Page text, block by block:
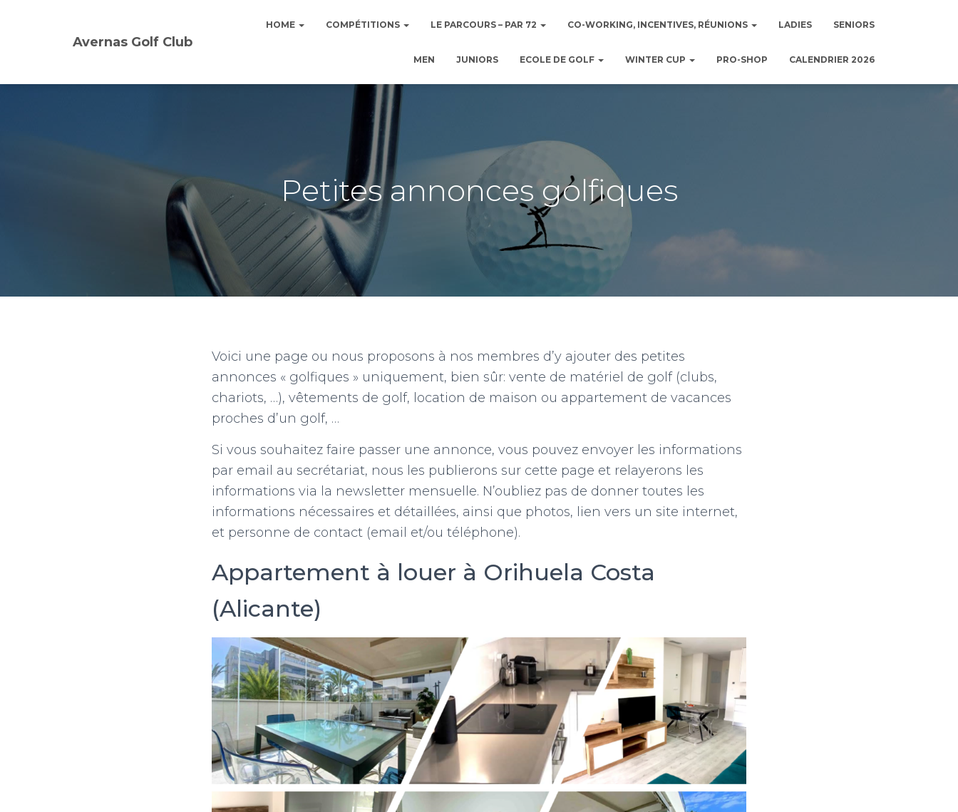
Avernas Golf Club
HOME COMPÉTITIONS LE PARCOURS – PAR 72 CO-WORKING, INCENTIVES, RÉUNIONS LADIES SENIORS
MEN JUNIORS ECOLE DE GOLF WINTER CUP PRO-SHOP CALENDRIER 2026
Petites annonces golfiques
Voici une page ou nous proposons à nos membres d’y ajouter des petites
annonces « golfiques » uniquement, bien sûr: vente de matériel de golf (clubs,
chariots, …), vêtements de golf, location de maison ou appartement de vacances
proches d’un golf, …
Si vous souhaitez faire passer une annonce, vous pouvez envoyer les informations
par email au secrétariat, nous les publierons sur cette page et relayerons les
informations via la newsletter mensuelle. N’oubliez pas de donner toutes les
informations nécessaires et détaillées, ainsi que photos, lien vers un site internet,
et personne de contact (email et/ou téléphone).
Appartement à louer à Orihuela Costa
(Alicante)